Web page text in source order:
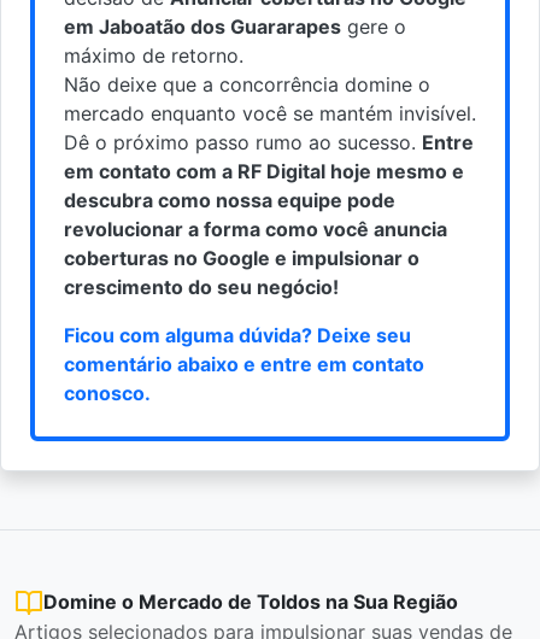
em Jaboatão dos Guararapes gere o
máximo de retorno.
Não deixe que a concorrência domine o
mercado enquanto você se mantém invisível.
Dê o próximo passo rumo ao sucesso. Entre
em contato com a RF Digital hoje mesmo e
descubra como nossa equipe pode
revolucionar a forma como você anuncia
coberturas no Google e impulsionar o
crescimento do seu negócio!
Ficou com alguma dúvida? Deixe seu
comentário abaixo e entre em contato
conosco.
Domine o Mercado de Toldos na Sua Região
Artigos selecionados para impulsionar suas vendas de